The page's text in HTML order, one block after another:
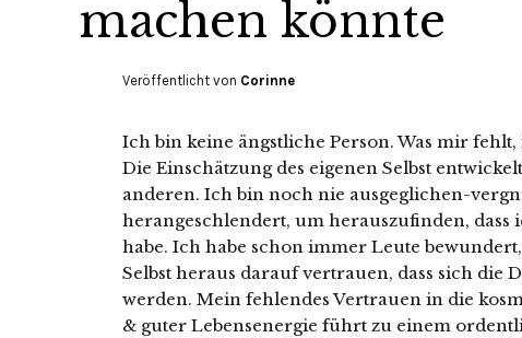
machen könnte
Veröffentlicht von Corinne
Ich bin keine ängstliche Person. Was mir
Die Einschätzung des eigenen Selbst
anderen. Ich bin noch nie ausgeglichen-
herangeschlendert, um herauszufinden, dass
habe. Ich habe schon immer Leute
Selbst heraus darauf vertrauen, dass sich die
werden. Mein fehlendes Vertrauen in die
& guter Lebensenergie führt zu einem